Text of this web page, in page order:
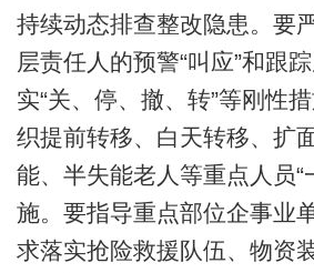
持续动态排查整改隐患。要
层责任人的预警“叫应”和跟
实“关、停、撤、转”等刚性
织提前转移、白天转移、扩
能、半失能老人等重点人员“
施。要指导重点部位企事业
求落实抢险救援队伍、物资